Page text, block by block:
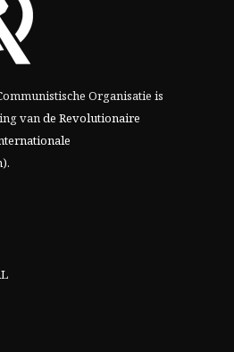
Organisatie is
vande Revolutionaire
.